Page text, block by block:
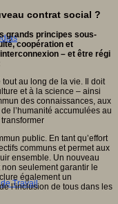
Travail
contrat social ?
grands principes sous-
coopération et
– et être régi
au long de la vie. Il doit
et à la science – ainsi
des connaissances, aux
l’humanité accumulées au
public. En tant qu’effort
communs et permet aux
ensemble. Un nouveau
seulement garantir le
également un
l’inclusion de tous dans les